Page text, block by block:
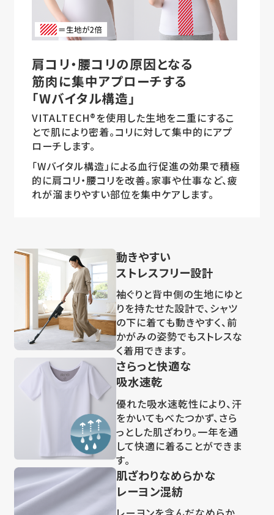
肩コリ・腰コリの原因となる
筋肉に集中アプローチする
「Wバイタル構造」
VITALTECH®を使用した生地を二重にするこ
とで肌により密着。コリに対して集中的にアプ
ローチします。
「Wバイタル構造」による血行促進の効果で積極
的に肩コリ・腰コリを改善。家事や仕事など、疲
れが溜まりやすい部位を集中ケアします。
動きやすい
ストレスフリー設計
袖ぐりと背中側の生地にゆと
りを持たせた設計で、シャツ
の下に着ても動きやすく、前
かがみの姿勢でもストレスな
く着用できます。
さらっと快適な
吸水速乾
優れた吸水速乾性により、汗
をかいてもべたつかず、さら
っとした肌ざわり。一年を通
して快適に着ることができま
す。
肌ざわりなめらかな
レーヨン混紡